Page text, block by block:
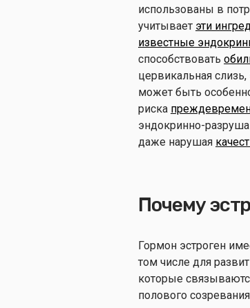
использованы в
учитывает эти
известные
способствовать
цервикальная
может быть
риска
эндокринно-
даже нарушая
Почему
Гормон эстроген
том числе для
которые
полового